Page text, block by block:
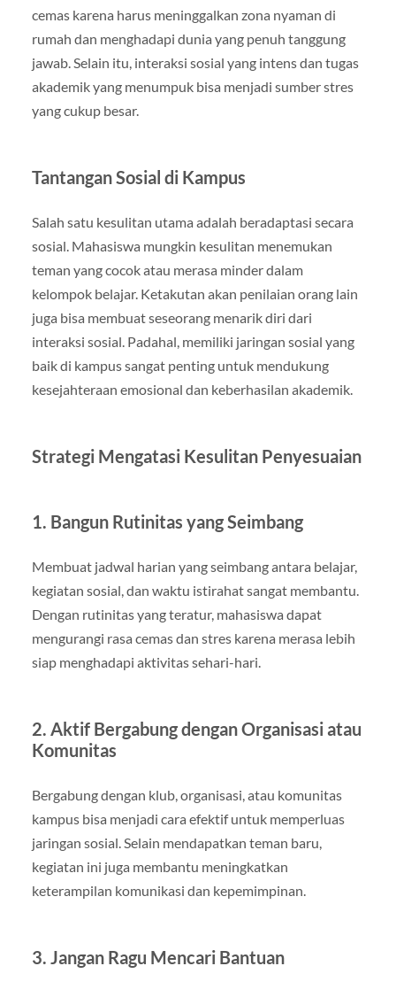
cemas karena harus meninggalkan zona nyaman di
rumah dan menghadapi dunia yang penuh tanggung
jawab. Selain itu, interaksi sosial yang intens dan tugas
akademik yang menumpuk bisa menjadi sumber stres
yang cukup besar.
Tantangan Sosial di Kampus
Salah satu kesulitan utama adalah beradaptasi secara
sosial. Mahasiswa mungkin kesulitan menemukan
teman yang cocok atau merasa minder dalam
kelompok belajar. Ketakutan akan penilaian orang lain
juga bisa membuat seseorang menarik diri dari
interaksi sosial. Padahal, memiliki jaringan sosial yang
baik di kampus sangat penting untuk mendukung
kesejahteraan emosional dan keberhasilan akademik.
Strategi Mengatasi Kesulitan Penyesuaian
1. Bangun Rutinitas yang Seimbang
Membuat jadwal harian yang seimbang antara belajar,
kegiatan sosial, dan waktu istirahat sangat membantu.
Dengan rutinitas yang teratur, mahasiswa dapat
mengurangi rasa cemas dan stres karena merasa lebih
siap menghadapi aktivitas sehari-hari.
2. Aktif Bergabung dengan Organisasi atau
Komunitas
Bergabung dengan klub, organisasi, atau komunitas
kampus bisa menjadi cara efektif untuk memperluas
jaringan sosial. Selain mendapatkan teman baru,
kegiatan ini juga membantu meningkatkan
keterampilan komunikasi dan kepemimpinan.
3. Jangan Ragu Mencari Bantuan